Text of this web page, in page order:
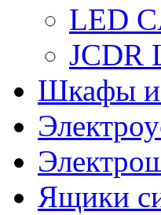
LED
JCDR
Шкафы и
Ящики